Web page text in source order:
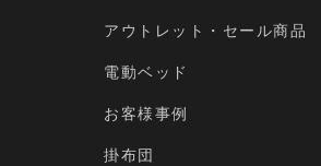
アウトレット・セール商品
電動ベッド
お客様事例
掛布団